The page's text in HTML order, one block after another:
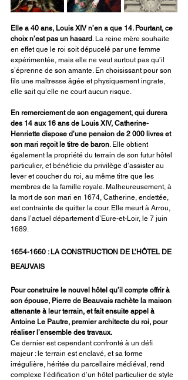
Elle a 40 ans, Louis XIV n’en a que 14. Pourtant, ce
choix n’est pas un hasard . La reine mère souhaite
en effet que le roi soit dépucelé par une femme
expérimentée, mais elle ne veut surtout pas qu’il
s’éprenne de son amante. En choisissant pour son
fils une maîtresse âgée et physiquement ingrate,
elle sait qu’elle ne court aucun risque.
En remerciement de son engagement, qui durera
des 14 aux 16 ans de Louis XIV, Catherine-
Henriette dispose d’une pension de 2 000 livres et
son mari reçoit le titre de baron. Elle obtient
également la propriété du terrain de son futur hôtel
particulier, et bénéficie du privilège d’assister au
lever et coucher du roi, au même titre que les
membres de la famille royale. Malheureusement, à
la mort de son mari en 1674, Catherine, endettée,
est contrainte de quitter la cour. Elle meurt à Arrou,
dans l’actuel département d’Eure-et-Loir, le 7 juin
1689.
1654-1660 : LA CONSTRUCTION DE L’HÔTEL DE
BEAUVAIS
Pour construire le nouvel hôtel qu’il compte offrir à
son épouse, Pierre de Beauvais rachète la maison
attenante à leur terrain, et fait ensuite appel à
Antoine Le Pautre, premier architecte du roi, pour
réaliser l’ensemble des travaux.
Ce dernier est cependant confronté à un défi
majeur : le terrain est enclavé, et sa forme
irrégulière, héritée du parcellaire médiéval, rend
complexe l’édification d’un hôtel particulier de style